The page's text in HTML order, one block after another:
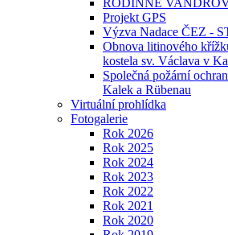
RODINNÉ
Projekt GPS
Výzva Nadace ČEZ -
Obnova litinového
kostela sv. Václava v
Společná požární
Kalek a Rübenau
Virtuální prohlídka
Fotogalerie
Rok 2026
Rok 2025
Rok 2024
Rok 2023
Rok 2022
Rok 2021
Rok 2020